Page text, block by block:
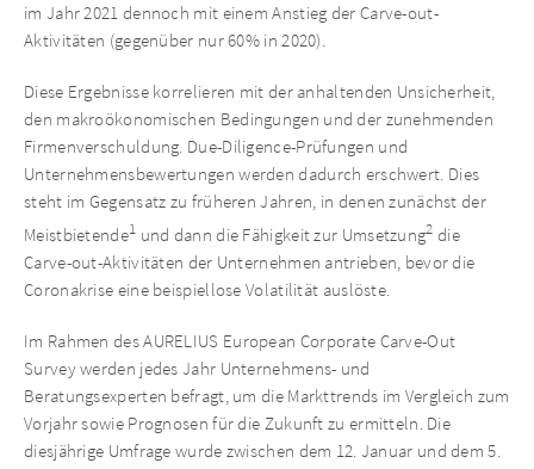
im Jahr 2021 dennoch mit einem Anstieg der Carve-out-
Aktivitäten (gegenüber nur 60% in 2020).
Diese Ergebnisse korrelieren mit der anhaltenden Unsicherheit,
den makroökonomischen Bedingungen und der zunehmenden
Firmenverschuldung. Due-Diligence-Prüfungen und
Unternehmensbewertungen werden dadurch erschwert. Dies
steht im Gegensatz zu früheren Jahren, in denen zunächst der
Meistbietende1 und dann die Fähigkeit zur Umsetzung2 die
Carve-out-Aktivitäten der Unternehmen antrieben, bevor die
Coronakrise eine beispiellose Volatilität auslöste.
Im Rahmen des AURELIUS European Corporate Carve-Out
Survey werden jedes Jahr Unternehmens- und
Beratungsexperten befragt, um die Markttrends im Vergleich zum
Vorjahr sowie Prognosen für die Zukunft zu ermitteln. Die
diesjährige Umfrage wurde zwischen dem 12. Januar und dem 5.